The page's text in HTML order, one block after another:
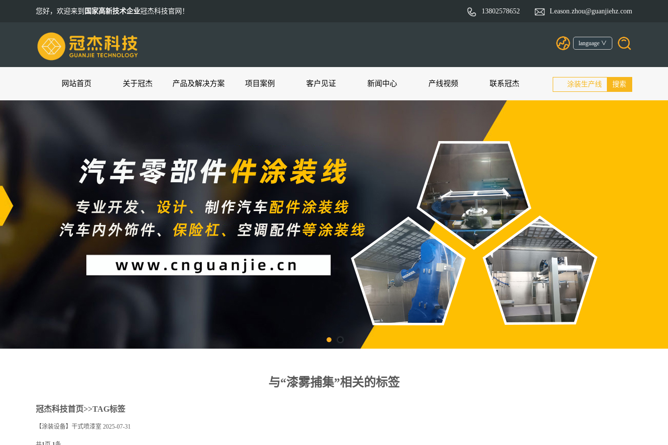
您好，欢迎来到 国家高新技术企业冠杰科技官网！ 13802578652 Leason.zhou@guanjiehz.com
language ∨
网站首页 关于冠杰 产品及解决方案 项目案例 客户见证 新闻中心 产线视频 联系冠杰
与“漆雾捕集”相关的标签
冠杰科技首页>>TAG标签
【涂装设备】干式喷漆室 2025-07-31